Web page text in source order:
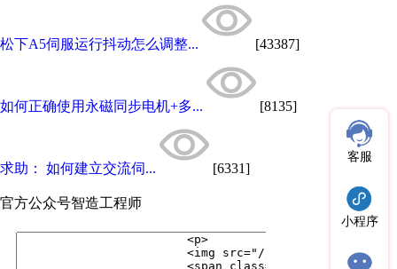
松下A5伺服运行抖动怎么调整... [43387]
如何正确使用永磁同步电机+多... [8135]
求助： 如何建立交流伺... [6331]
官方公众号智造工程师
客服
小程序